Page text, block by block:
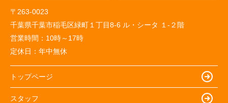
〒263-0023
千葉県千葉市稲毛区緑町１丁目8-6 ル・シータ １-２階
営業時間： 10時～17時
定休日： 年中無休
トップページ
スタッフ